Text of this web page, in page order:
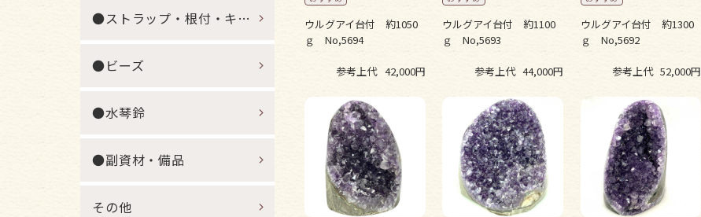
ウルグアイ台付 約1050
ｇ No,5694
参考上代 42,000円
ウルグアイ台付 約1100
ｇ No,5693
参考上代 44,000円
ウルグアイ台付 約1300
ｇ No,5692
参考上代 52,000円
●ストラップ・根付・キーホルダー
●ビーズ
●水琴鈴
●副資材・備品
その他